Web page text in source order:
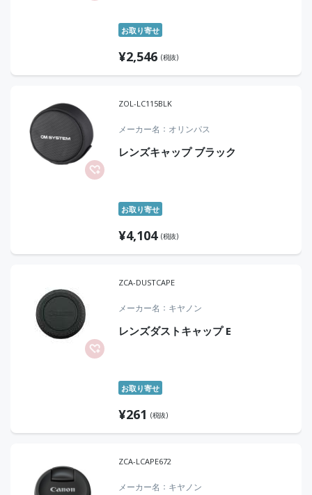
お取り寄せ
¥2,546 (税抜)
ZOL-LC115BLK
メーカー名 オリンパス
レンズキャップ ブラック
お取り寄せ
¥4,104 (税抜)
ZCA-DUSTCAPE
メーカー名 キヤノン
レンズダストキャップ E
お取り寄せ
¥261 (税抜)
ZCA-LCAPE672
メーカー名 キヤノン